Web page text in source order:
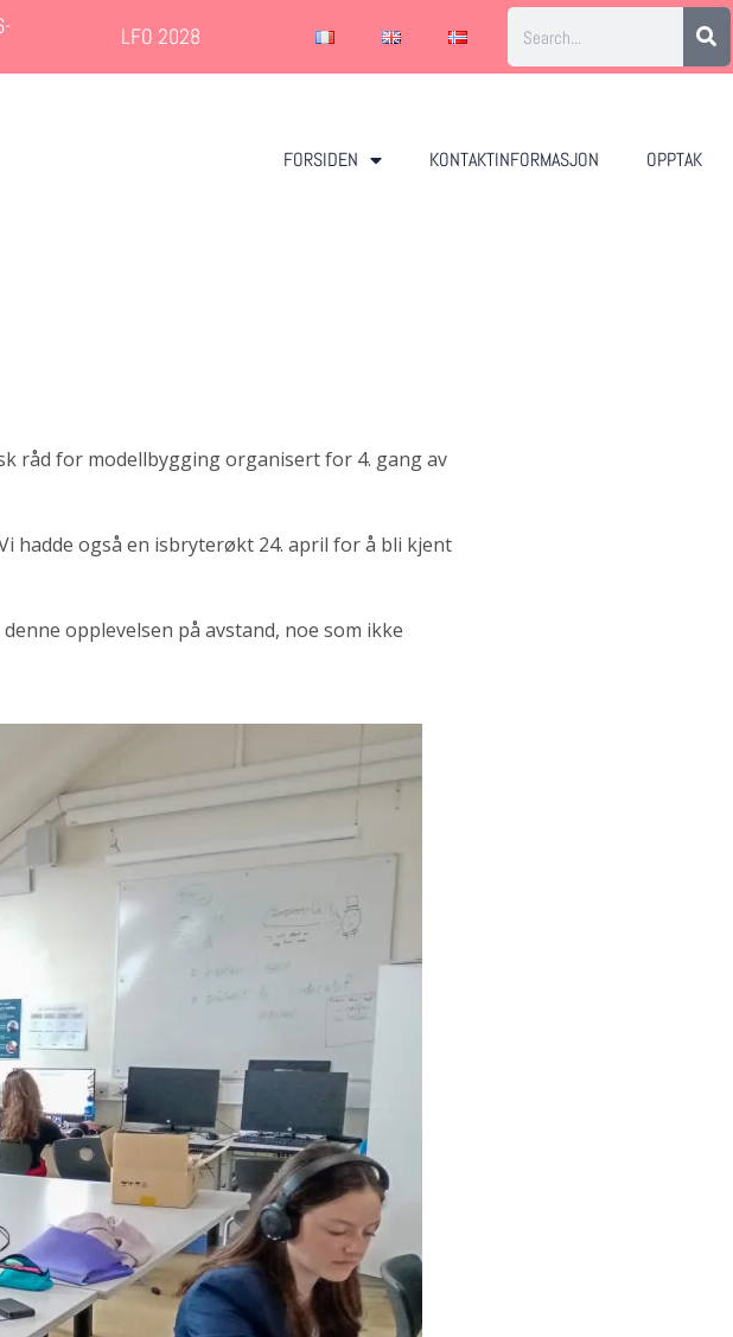
LFO 2028
FORSIDEN KONTAKTINFORMASJON OPPTAK
råd for modellbygging organisert for 4. gang av
hadde også en isbryterøkt 24. april for å bli kjent
opplevelsen på avstand, noe som ikke